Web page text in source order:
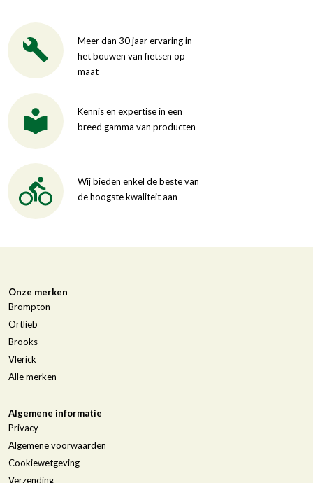
Meer dan 30 jaar ervaring in
het bouwen van fietsen op
maat
Kennis en expertise in een
breed gamma van producten
Wij bieden enkel de beste van
de hoogste kwaliteit aan
Onze merken
Brompton
Ortlieb
Brooks
Vlerick
Alle merken
Algemene informatie
Privacy
Algemene voorwaarden
Cookiewetgeving
Verzending